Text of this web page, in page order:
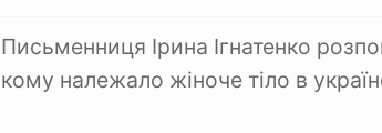
Письменниця Ірина Ігнатенко
кому належало жіноче тіло в